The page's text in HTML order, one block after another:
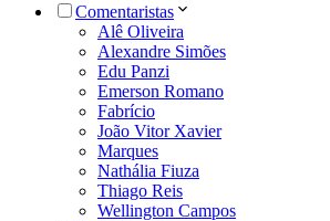
Comentaristas
Alê Oliveira
Alexandre Simões
Edu Panzi
Emerson Romano
Fabrício
João Vitor Xavier
Marques
Nathália Fiuza
Thiago Reis
Wellington Campos